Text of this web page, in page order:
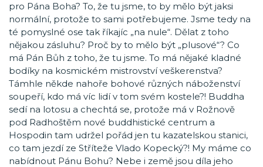
pro Pána Boha? To, že tu jsme, to by mělo být jaksi
normální, protože to sami potřebujeme. Jsme tedy na
té pomyslné ose tak říkajíc „na nule“. Dělat z toho
nějakou zásluhu? Proč by to mělo být „plusové“? Co
má Pán Bůh z toho, že tu jsme. To má nějaké kladné
bodíky na kosmickém mistrovství veškerenstva?
Támhle někde nahoře bohové různých náboženství
soupeří, kdo má víc lidí v tom svém kostele?! Buddha
sedí na lotosu a chechtá se, protože má v Rožnově
pod Radhoštěm nové buddhistické centrum a
Hospodin tam udržel pořád jen tu kazatelskou stanici,
co tam jezdí ze Stříteže Vlado Kopecký?! My máme co
nabídnout Pánu Bohu? Nebe i země jsou díla jeho